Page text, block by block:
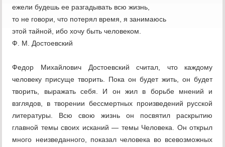
ежели будешь ее разгадывать всю жизнь,
то не говори, что потерял время, я занимаюсь
этой тайной, ибо хочу быть человеком.
Ф. М. Достоевский
Федор Михайлович Достоевский считал, что каждому
человеку присуще творить. Пока он будет жить, он будет
творить, выражать себя. И он жил в борьбе мнений и
взглядов, в творении бессмертных произведений русской
литературы. Всю свою жизнь он посвятил раскрытию
главной темы своих исканий — темы Человека. Он открыл
много неизведанного, показал человека во всевозможных